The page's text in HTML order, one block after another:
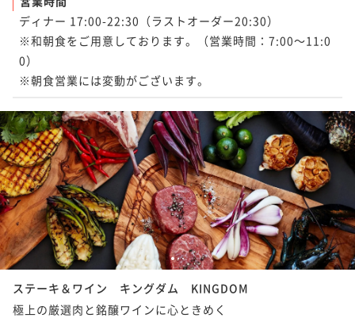
ディナー 17:00-22:30（ラストオーダー20:30）
※和朝食をご用意しております。（営業時間：7:00～11:0
0）
※朝食営業には変動がございます。
123
ステーキ＆ワイン キングダム KINGDOM
極上の厳選肉と銘醸ワインに心ときめく